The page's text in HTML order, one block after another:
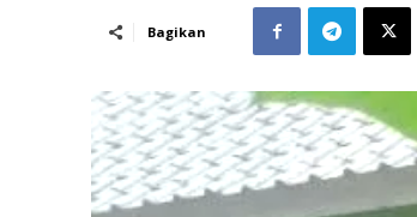
Bagikan